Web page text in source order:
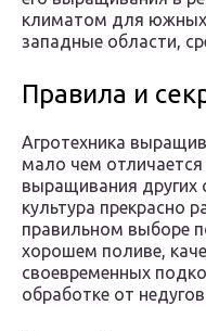
климатом для южных
западные области,
Правила и
Агротехника
мало чем
выращивания других
культура прекрасно
правильном выборе
хорошем поливе,
своевременных
обработке от